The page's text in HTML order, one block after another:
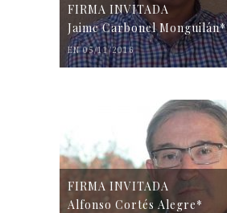
FIRMA INVITADA
Jaime Carbonel Monguilán*
EN 05/11/2016
FIRMA INVITADA
Alfonso Cortés Alegre*